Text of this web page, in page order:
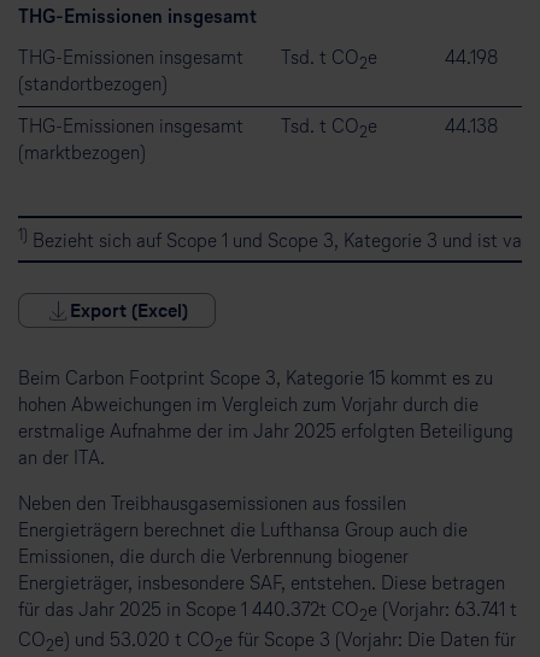
THG-Emissionen insgesamt
THG-Emissionen insgesamt
(standortbezogen)
Tsd. t CO2e 44.198
THG-Emissionen insgesamt
(marktbezogen)
Tsd. t CO2e 44.138
1) Bezieht sich auf Scope 1 und Scope 3, Kategorie 3 und ist
Export (Excel)
Beim Carbon Footprint Scope 3, Kategorie 15 kommt es zu
hohen Abweichungen im Vergleich zum Vorjahr durch die
erstmalige Aufnahme der im Jahr 2025 erfolgten Beteiligung
an der ITA.
Neben den Treibhausgasemissionen aus fossilen
Energieträgern berechnet die Lufthansa Group auch die
Emissionen, die durch die Verbrennung biogener
Energieträger, insbesondere SAF, entstehen. Diese betragen
für das Jahr 2025 in Scope 1 440.372t CO2e (Vorjahr: 63.741 t
CO2e) und 53.020 t CO2e für Scope 3 (Vorjahr: Die Daten für